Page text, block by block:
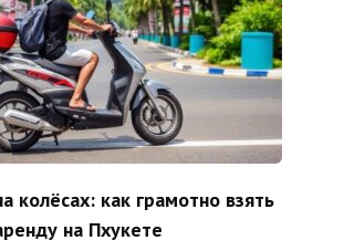
колёсах: как грамотно взять
на Пхукете